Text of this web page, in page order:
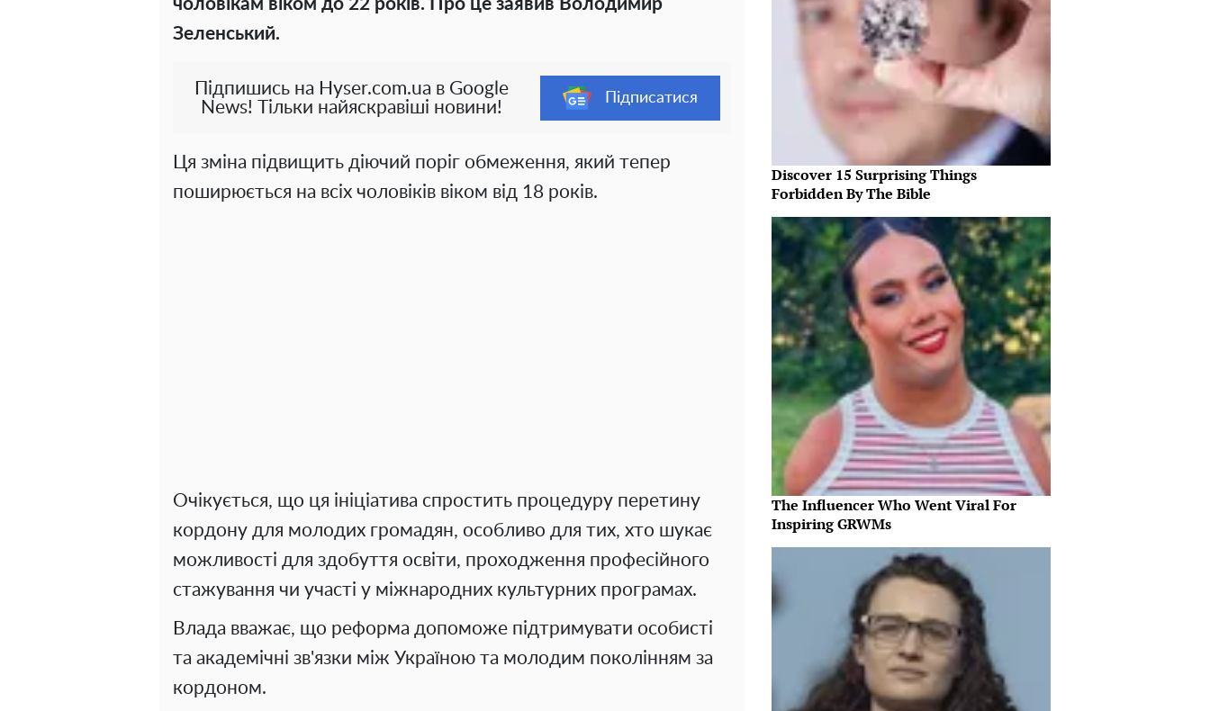
чоловікам віком до 22 років. Про це заявив Володимир
Зеленський.
Підпишись на Hyser.com.ua в Google
News! Тільки найяскравіші новини!
Підписатися
Ця зміна підвищить діючий поріг обмеження, який тепер
поширюється на всіх чоловіків віком від 18 років.
Очікується, що ця ініціатива спростить процедуру перетину
кордону для молодих громадян, особливо для тих, хто шукає
можливості для здобуття освіти, проходження професійного
стажування чи участі у міжнародних культурних програмах.
Влада вважає, що реформа допоможе підтримувати особисті
та академічні зв'язки між Україною та молодим поколінням за
кордоном.
Discover 15 Surprising Things
Forbidden By The Bible
The Influencer Who Went Viral For
Inspiring GRWMs